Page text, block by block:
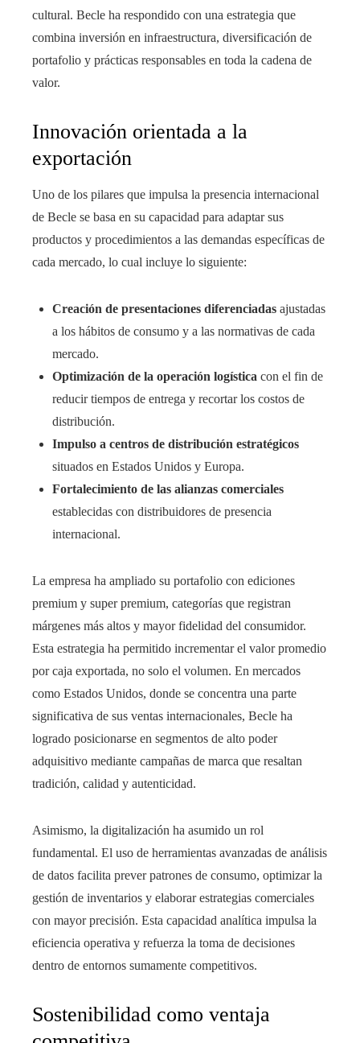
cultural. Becle ha respondido con una estrategia que
combina inversión en infraestructura, diversificación de
portafolio y prácticas responsables en toda la cadena de
valor.
Innovación orientada a la
exportación
Uno de los pilares que impulsa la presencia internacional
de Becle se basa en su capacidad para adaptar sus
productos y procedimientos a las demandas específicas de
cada mercado, lo cual incluye lo siguiente:
Creación de presentaciones diferenciadas ajustadas
a los hábitos de consumo y a las normativas de cada
mercado.
Optimización de la operación logística con el fin de
reducir tiempos de entrega y recortar los costos de
distribución.
Impulso a centros de distribución estratégicos
situados en Estados Unidos y Europa.
Fortalecimiento de las alianzas comerciales
establecidas con distribuidores de presencia
internacional.
La empresa ha ampliado su portafolio con ediciones
premium y super premium, categorías que registran
márgenes más altos y mayor fidelidad del consumidor.
Esta estrategia ha permitido incrementar el valor promedio
por caja exportada, no solo el volumen. En mercados
como Estados Unidos, donde se concentra una parte
significativa de sus ventas internacionales, Becle ha
logrado posicionarse en segmentos de alto poder
adquisitivo mediante campañas de marca que resaltan
tradición, calidad y autenticidad.
Asimismo, la digitalización ha asumido un rol
fundamental. El uso de herramientas avanzadas de análisis
de datos facilita prever patrones de consumo, optimizar la
gestión de inventarios y elaborar estrategias comerciales
con mayor precisión. Esta capacidad analítica impulsa la
eficiencia operativa y refuerza la toma de decisiones
dentro de entornos sumamente competitivos.
Sostenibilidad como ventaja